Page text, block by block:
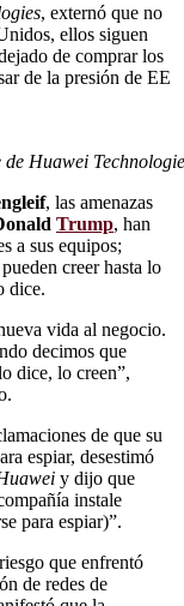
, externó que no
ellos siguen
de comprar los
de la presión de EE
Huawei
, las amenazas
Trump, han
a sus equipos;
creer hasta lo
dice.
vida al negocio.
decimos que
dice, lo creen”,
de que su
espiar, desestimó
y dijo que
instale
para espiar)”.
que enfrentó
de redes de